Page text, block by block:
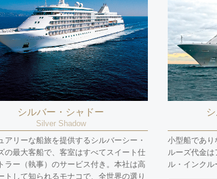
シルバー・シャドー
Silver Shadow
アリーな船旅を提供するシルバーシー・
の最大客船で、客室はすべてスイート仕
ラー（執事）のサービス付き。本社は高
トして知られるモナコで、全世界の選り
小型船であり
ルーズ代金
ル・インクル